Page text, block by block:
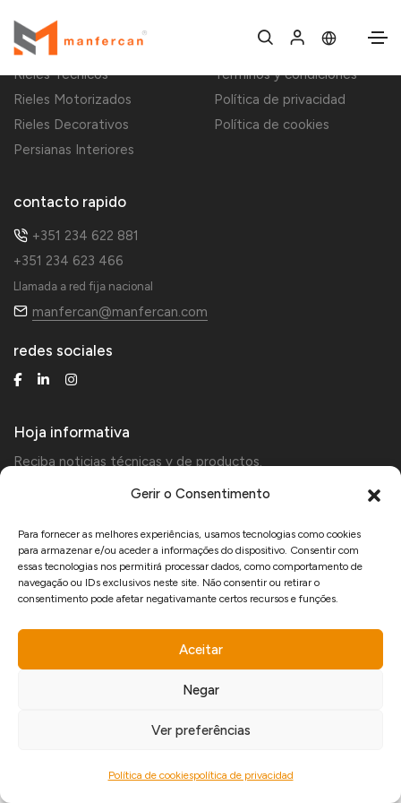
Gerir o Consentimento
Para fornecer as melhores experiências, usamos tecnologias como cookies
para armazenar e/ou aceder a informações do dispositivo. Consentir com
essas tecnologias nos permitirá processar dados, como comportamento de
navegação ou IDs exclusivos neste site. Não consentir ou retirar o
consentimento pode afetar negativamante certos recursos e funções.
Aceitar
Negar
Ver preferências
Política de cookiespolítica de privacidad
Decoración del hogar
Rieles Técnicos
Rieles Motorizados
Rieles Decorativos
Persianas Interiores
Información
Términos y condiciones
Política de privacidad
Política de cookies
contacto rapido
+351 234 622 881
+351 234 623 466
Llamada a red fija nacional
manfercan@manfercan.com
redes sociales
Hoja informativa
Reciba noticias técnicas y de productos.
Acepto recibir comunicaciones comerciales de Manfercan y declaro que he
leído y acepto las política de privacidad .